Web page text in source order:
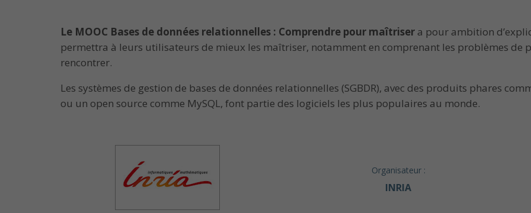
Le MOOC Bases de données relationnelles : Comprendre pour maîtriser a pour ambition
permettra à leurs utilisateurs de mieux les maîtriser, notamment en comprenant les problèmes de
rencontrer.
Les systèmes de gestion de bases de données relationnelles (SGBDR), avec des produits phares
ou un open source comme MySQL, font partie des logiciels les plus populaires au monde.
Organisateur :
INRIA